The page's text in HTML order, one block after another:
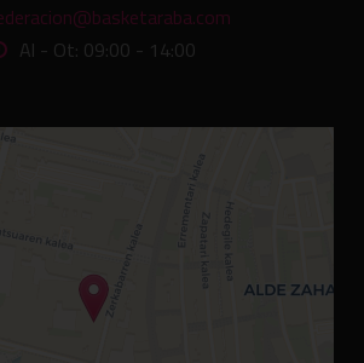
Al - Ot: 09:00 - 14:00